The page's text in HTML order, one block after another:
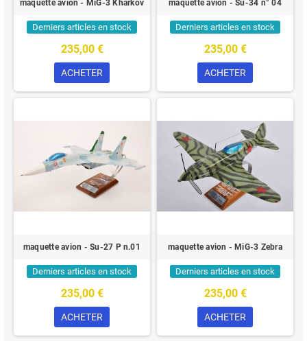
maquette avion - MiG-3 Kharkov
Derniers articles en stock
235,00 €
ACHETER
maquette avion - Su-34 n° 04
Derniers articles en stock
235,00 €
ACHETER
maquette avion - Su-27 P n.01
Derniers articles en stock
235,00 €
ACHETER
maquette avion - MiG-3 Zebra
Derniers articles en stock
235,00 €
ACHETER